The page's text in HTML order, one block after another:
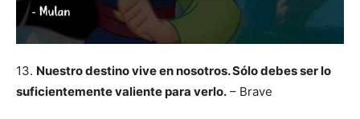
13. Nuestro destino vive en nosotros. Sólo debes ser lo
suficientemente valiente para verlo. – Brave